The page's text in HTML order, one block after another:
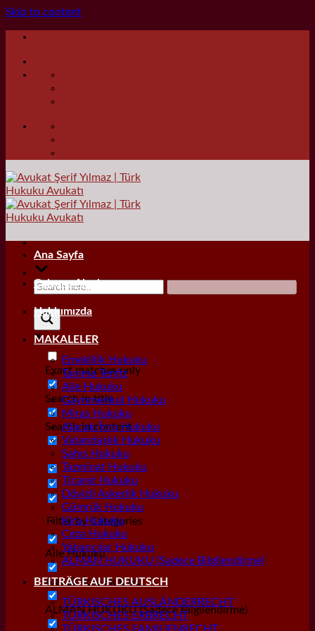
Skip to content
Exact matches only
Search in title
Search in content
Filter by Categories
Aile Hukuku
Alacak/İcra Hukuku
ALMAN HUKUKU (Sadece Bilgilendirme)
Ana Sayfa
Çalışma Alanları
Hakkımızda
MAKALELER
Emeklilik Hukuku
Tanıma Tenfiz
Aile Hukuku
Gayrımenkul Hukuku
Miras Hukuku
Alacak/İcra Hukuku
Vatandaşlık Hukuku
Şahıs Hukuku
Tazminat Hukuku
Ticaret Hukuku
Dövizli Askerlik Hukuku
Gümrük Hukuku
Kira Hukuku
Ceza Hukuku
Yabancılar Hukuku
ALMAN HUKUKU (Sadece Bilgilendirme)
BEITRÄGE AUF DEUTSCH
TÜRKISCHES AUSLÄNDERRECHT
TÜRKISCHES ERBRECHT